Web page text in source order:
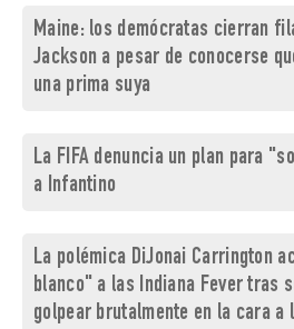
Maine: los demócratas cierran
Jackson a pesar de conocerse
una prima suya
La FIFA denuncia un plan para
a Infantino
La polémica DiJonai Carrington
blanco" a las Indiana Fever tras
golpear brutalmente en la cara a